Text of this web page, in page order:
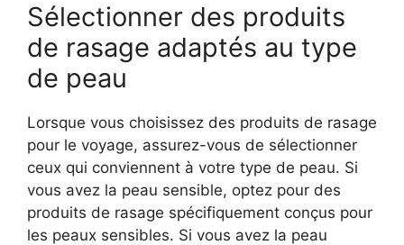
Sélectionner des produits
de rasage adaptés au type
de peau
Lorsque vous choisissez des produits de rasage
pour le voyage, assurez-vous de sélectionner
ceux qui conviennent à votre type de peau. Si
vous avez la peau sensible, optez pour des
produits de rasage spécifiquement conçus pour
les peaux sensibles. Si vous avez la peau